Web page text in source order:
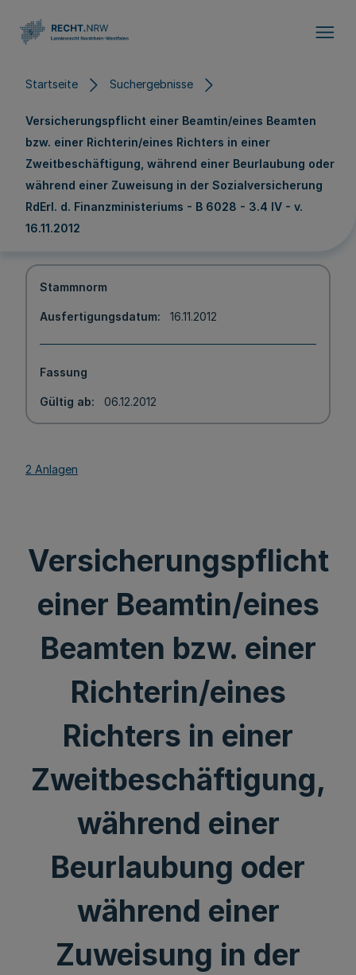
Startseite Suchergebnisse
Versicherungspflicht einer Beamtin/eines Beamten
bzw. einer Richterin/eines Richters in einer
Zweitbeschäftigung, während einer Beurlaubung oder
während einer Zuweisung in der Sozialversicherung
RdErl. d. Finanzministeriums - B 6028 - 3.4 IV - v.
16.11.2012
Stammnorm
Ausfertigungsdatum 16.11.2012
Fassung
Gültig ab 06.12.2012
2 Anlagen
Versicherungspflicht
einer Beamtin/eines
Beamten bzw. einer
Richterin/eines
Richters in einer
Zweitbeschäftigung,
während einer
Beurlaubung oder
während einer
Zuweisung in der